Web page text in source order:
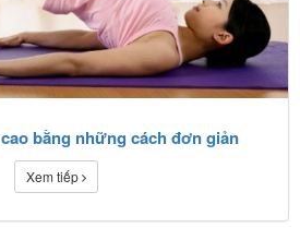
bằng những cách đơn giản
Xem tiếp